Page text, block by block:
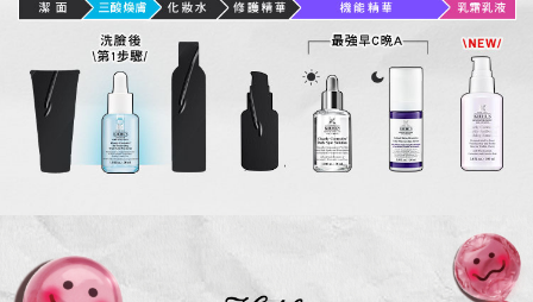
潔 面 三酸煥膚 化妝水 修護精華 機能精華 乳霜乳液
洗臉後
\第1步驟/
最強早C晚A \NEW/
活動Catch